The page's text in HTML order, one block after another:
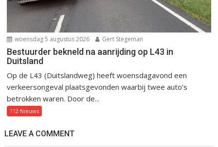
woensdag 5 augustus 2026 Gert Stegeman
Bestuurder bekneld na aanrijding op L43 in
Duitsland
Op de L43 (Duitslandweg) heeft woensdagavond een
verkeersongeval plaatsgevonden waarbij twee auto’s
betrokken waren. Door de...
112 Nieuws
LEAVE A COMMENT